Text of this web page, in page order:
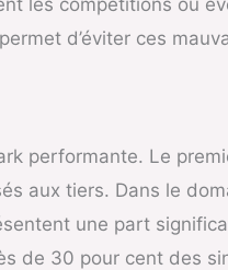
d’éviter ces
performante. Le
aux tiers. Dans le
une part
de 30 pour cent des